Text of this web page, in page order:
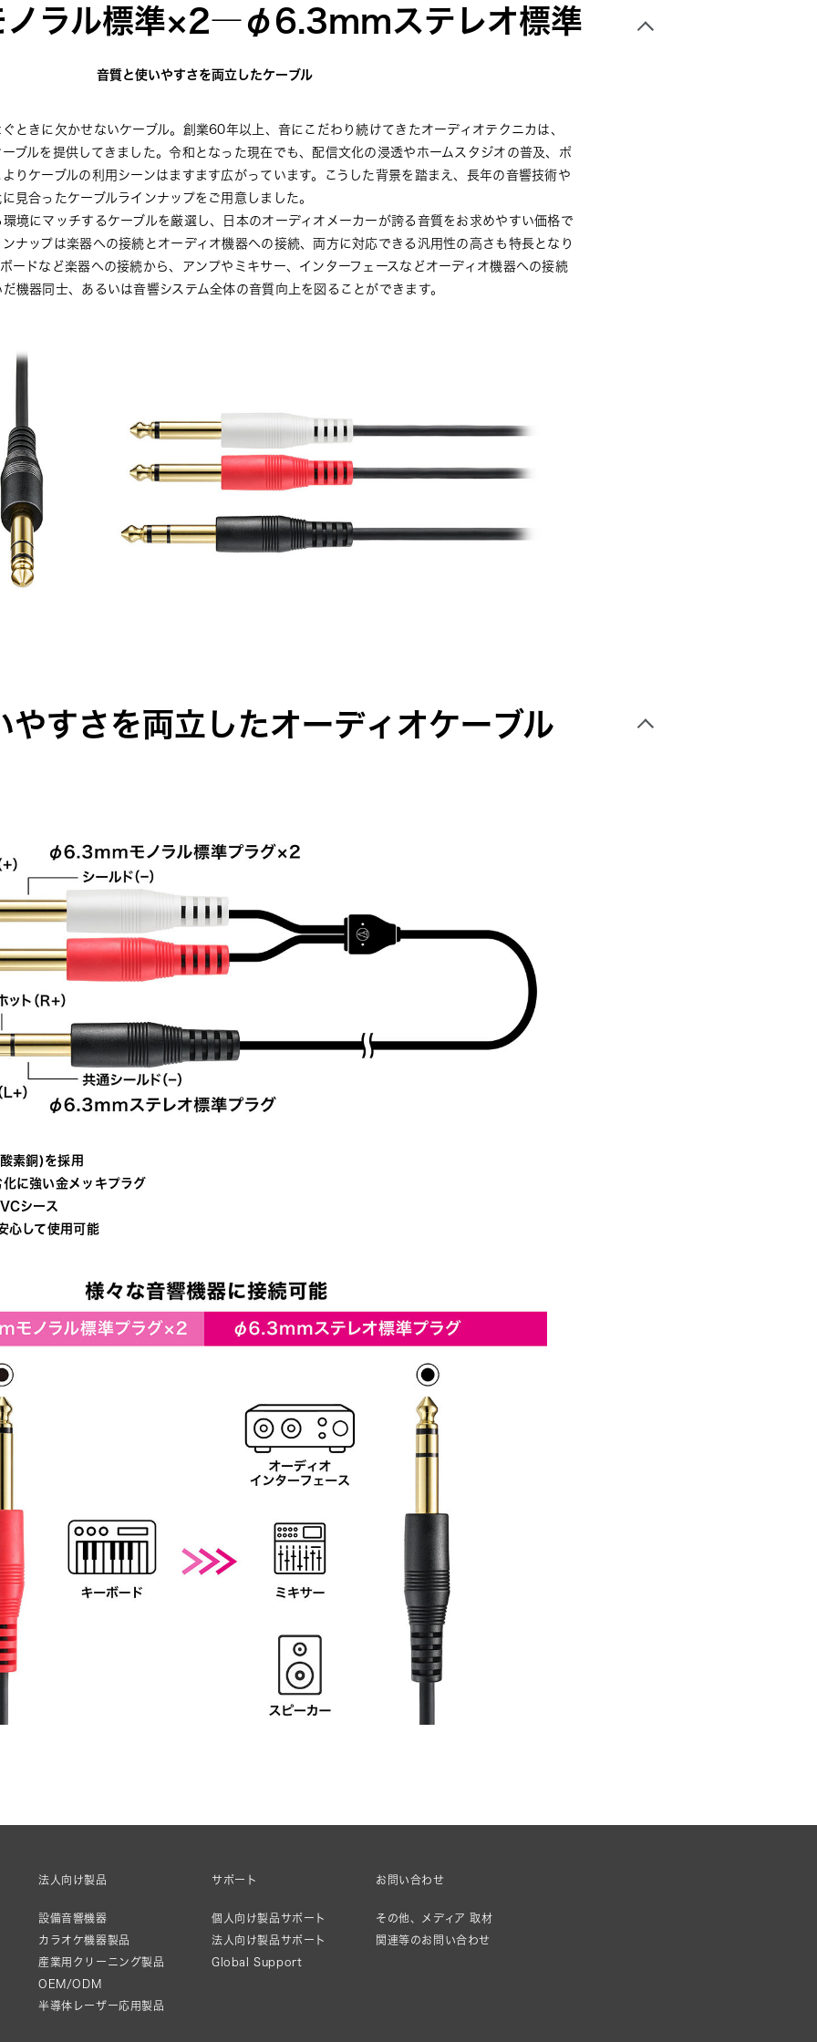
ラル標準×2―φ6.3mmステレオ標準
音質と使いやすさを両立したケーブル
ときに欠かせないケーブル。創業60年以上、音にこだわり続けてきたオーディオテクニカは、
ブルを提供してきました。令和となった現在でも、配信文化の浸透やホームスタジオの普及、ポ
りケーブルの利用シーンはますます広がっています。こうした背景を踏まえ、長年の音響技術や
見合ったケーブルラインナップをご用意しました。
境にマッチするケーブルを厳選し、日本のオーディオメーカーが誇る音質をお求めやすい価格で
ナップは楽器への接続とオーディオ機器への接続、両方に対応できる汎用性の高さも特長となり
ードなど楽器への接続から、アンプやミキサー、インターフェースなどオーディオ機器への接続
機器同士、あるいは音響システム全体の音質向上を図ることができます。
やすさを両立したオーディオケーブル
素銅)を採用
に強い金メッキプラグ
シース
して使用可能
法人向け製品
設備音響機器
カラオケ機器製品
産業用クリーニング製品
OEM/ODM
半導体レーザー応用製品
サポート
個人向け製品サポート
法人向け製品サポート
Global Support
お問い合わせ
その他、メディア 取材
関連等のお問い合わせ